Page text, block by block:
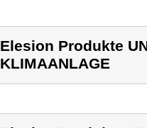
Elesion Produkte
KLIMAANLAGE